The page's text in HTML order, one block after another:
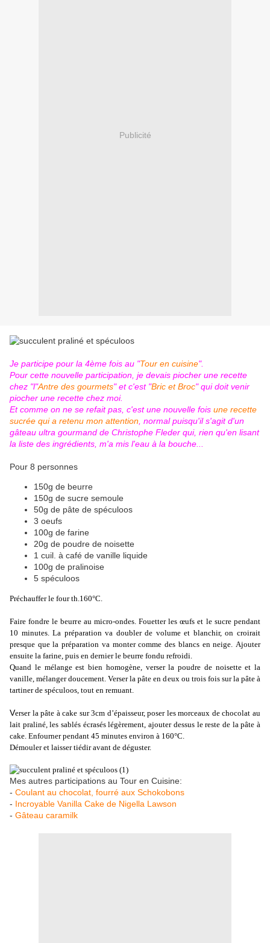
Publicité
Je participe pour la 4ème fois au "Tour en cuisine".
Pour cette nouvelle participation, je devais piocher une recette
chez "l"Antre des gourmets" et c'est "Bric et Broc" qui doit venir
piocher une recette chez moi.
Et comme on ne se refait pas, c'est une nouvelle fois une recette
sucrée qui a retenu mon attention , normal puisqu'il s'agit d'un
gâteau ultra gourmand de Christophe Fleder qui, rien qu'en lisant
la liste des ingrédients, m'a mis l'eau à la bouche...
Pour 8 personnes
150g de beurre
150g de sucre semoule
50g de pâte de spéculoos
3 oeufs
100g de farine
20g de poudre de noisette
1 cuil. à café de vanille liquide
100g de pralinoise
5 spéculoos
Préchauffer le four th.160°C.
Faire fondre le beurre au micro-ondes. Fouetter les œufs et le sucre pendant
10 minutes. La préparation va doubler de volume et blanchir, on croirait
presque que la préparation va monter comme des blancs en neige. Ajouter
ensuite la farine, puis en dernier le beurre fondu refroidi.
Quand le mélange est bien homogène, verser la poudre de noisette et la
vanille, mélanger doucement. Verser la pâte en deux ou trois fois sur la pâte à
tartiner de spéculoos, tout en remuant.
Verser la pâte à cake sur 3cm d’épaisseur, poser les morceaux de chocolat au
lait praliné, les sablés écrasés légèrement, ajouter dessus le reste de la pâte à
cake. Enfourner pendant 45 minutes environ à 160°C.
Démouler et laisser tiédir avant de déguster.
Mes autres participations au Tour en Cuisine:
- Coulant au chocolat, fourré aux Schokobons
- Incroyable Vanilla Cake de Nigella Lawson
- Gâteau caramilk